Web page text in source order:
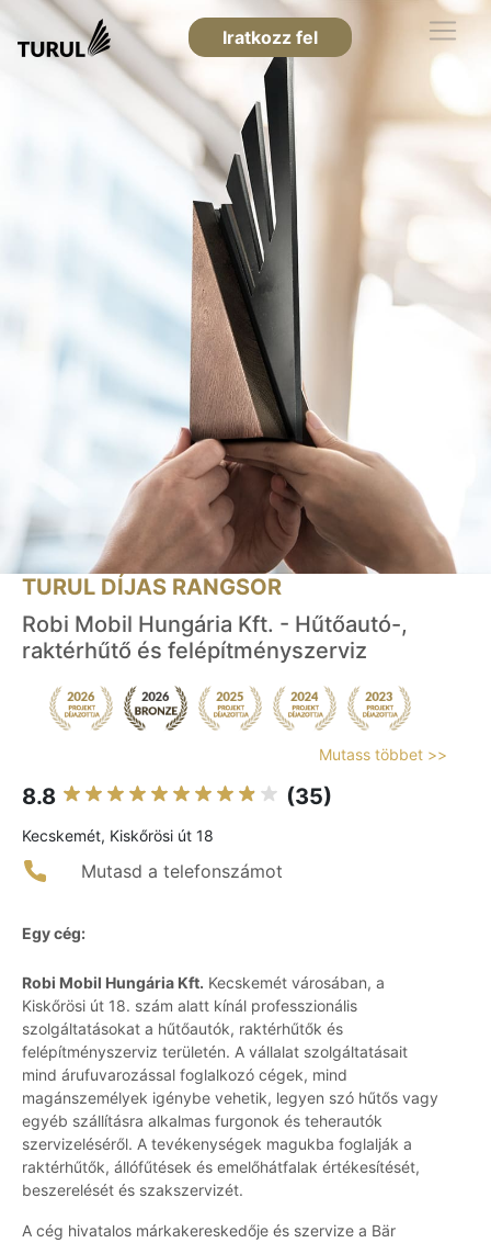
Iratkozz fel
TURUL DÍJAS RANGSOR
Robi Mobil Hungária Kft. - Hűtőautó-,
raktérhűtő és felépítményszerviz
Mutass többet >>
8.8 (35)
Kecskemét, Kiskőrösi út 18
Mutasd a telefonszámot
Egy cég:
Robi Mobil Hungária Kft. Kecskemét városában, a
Kiskőrösi út 18. szám alatt kínál professzionális
szolgáltatásokat a hűtőautók, raktérhűtők és
felépítményszerviz területén. A vállalat szolgáltatásait
mind árufuvarozással foglalkozó cégek, mind
magánszemélyek igénybe vehetik, legyen szó hűtős vagy
egyéb szállításra alkalmas furgonok és teherautók
szervizeléséről. A tevékenységek magukba foglalják a
raktérhűtők, állófűtések és emelőhátfalak értékesítését,
beszerelését és szakszervizét.
A cég hivatalos márkakereskedője és szervize a Bär